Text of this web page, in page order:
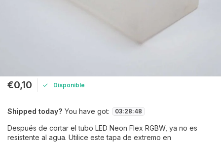
€0,10 Disponible
Shipped today? You have got: 03:28:48
Después de cortar el tubo LED Neon Flex RGBW, ya no es
resistente al agua. Utilice este tapa de extremo en